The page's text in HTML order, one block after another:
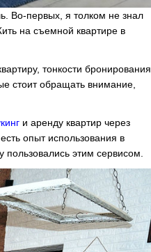
Во-первых, я толком не знал
на съемной квартире в
тонкости бронирования
стоит обращать внимание,
и аренду квартир через
опыт использования в
этим сервисом.